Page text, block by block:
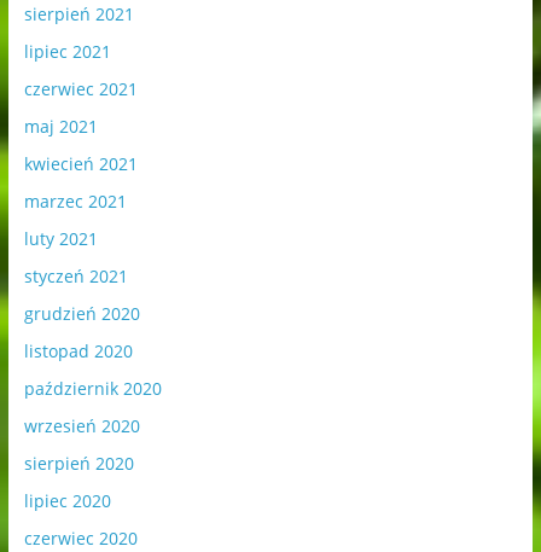
sierpień 2021
lipiec 2021
czerwiec 2021
maj 2021
kwiecień 2021
marzec 2021
luty 2021
styczeń 2021
grudzień 2020
listopad 2020
październik 2020
wrzesień 2020
sierpień 2020
lipiec 2020
czerwiec 2020